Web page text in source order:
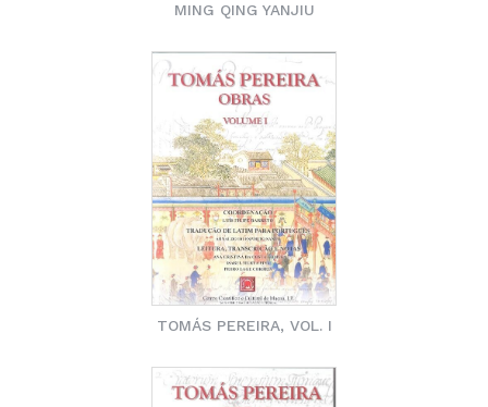
MING QING YANJIU
TOMÁS PEREIRA, VOL. I